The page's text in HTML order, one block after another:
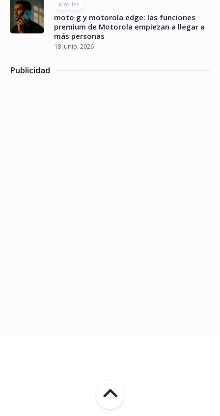
Móviles
moto g y motorola edge: las funciones
premium de Motorola empiezan a llegar a
más personas
18 junio, 2026
Publicidad